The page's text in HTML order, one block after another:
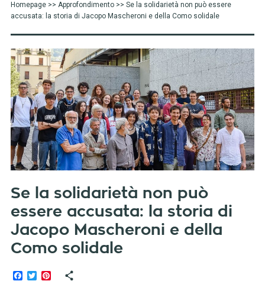
Homepage>> Approfondimento>> Se la solidarietà non può essere
accusata: la storia di Jacopo Mascheroni e della Como solidale
Se la solidarietà non può
essere accusata: la storia di
Jacopo Mascheroni e della
Como solidale
Facebook
TwitterPinterest